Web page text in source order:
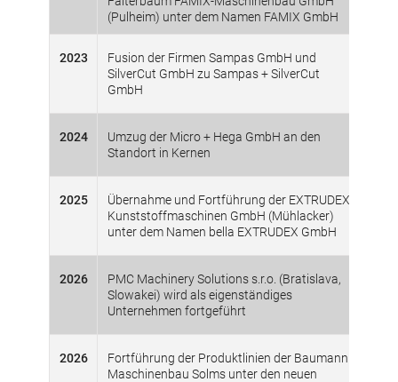
(Pulheim) unter dem Namen FAMIX GmbH
2023
Fusion der Firmen Sampas GmbH und
SilverCut GmbH zu Sampas + SilverCut
GmbH
2024
Umzug der Micro + Hega GmbH an den
Standort in Kernen
2025
Übernahme und Fortführung der EXTRUDEX
Kunststoffmaschinen GmbH (Mühlacker)
unter dem Namen bella EXTRUDEX GmbH
2026
PMC Machinery Solutions s.r.o. (Bratislava,
Slowakei) wird als eigenständiges
Unternehmen fortgeführt
2026
Fortführung der Produktlinien der Baumann
Maschinenbau Solms unter den neuen